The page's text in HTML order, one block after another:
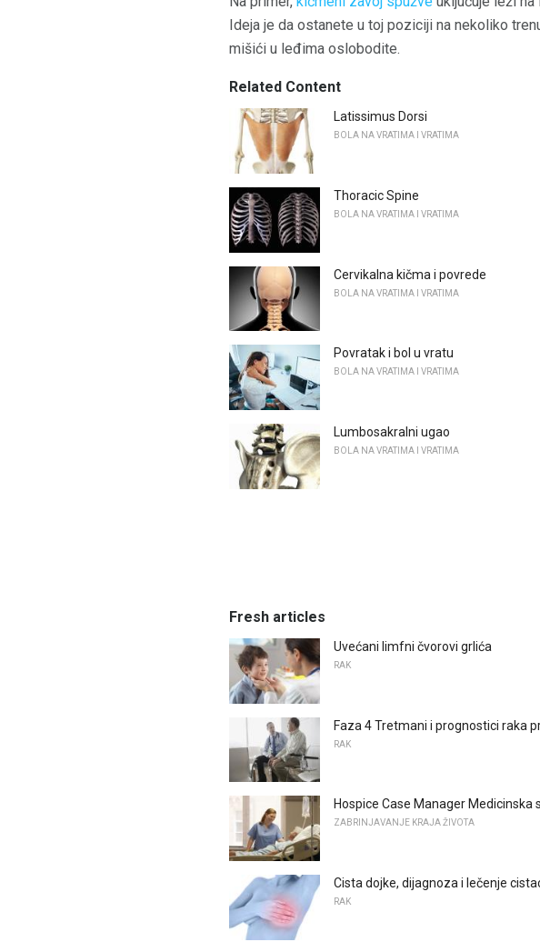
Ideja je da ostanete u toj poziciji na nekoliko
mišići u leđima oslobodite.
Related Content
Latissimus Dorsi
BOLA NA VRATIMA I VRATIMA
Thoracic Spine
BOLA NA VRATIMA I VRATIMA
Cervikalna kičma i povrede
BOLA NA VRATIMA I VRATIMA
Povratak i bol u vratu
BOLA NA VRATIMA I VRATIMA
Lumbosakralni ugao
BOLA NA VRATIMA I VRATIMA
Fresh articles
Uvećani limfni čvorovi grlića
RAK
Faza 4 Tretmani i prognostici raka
RAK
Hospice Case Manager Medicinska
ZABRINJAVANJE KRAJA ŽIVOTA
Cista dojke, dijagnoza i lečenje
RAK